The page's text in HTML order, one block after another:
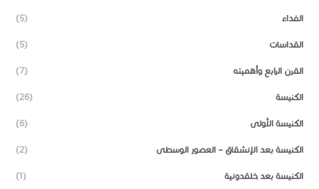
الفداء (5)
القداسات (5)
القرن الرابع وأهميته (7)
الكنيسة (26)
الكنيسة الأولى (6)
الكنيسة بعد الإنشقاق – العصور الوسطى (2)
الكنيسة بعد خلقدونية (1)